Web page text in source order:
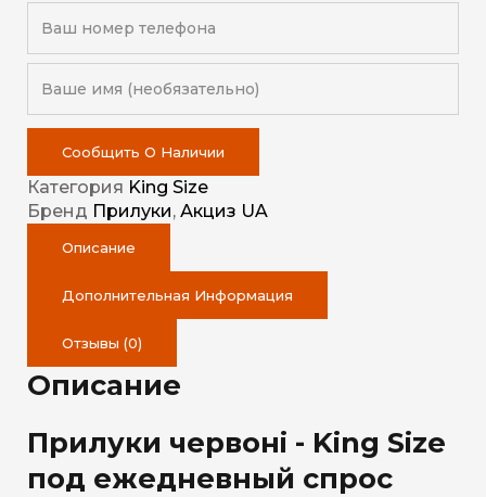
Сообщить О Наличии
Категория King Size
Бренд Прилуки, Акциз UA
Описание
Дополнительная Информация
Отзывы (0)
Описание
Прилуки червоні - King Size
под ежедневный спрос